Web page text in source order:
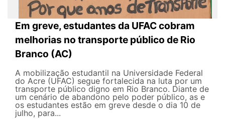
Em greve, estudantes da UFAC cobram
melhorias no transporte público de Rio
Branco (AC)
A mobilização estudantil na Universidade Federal
do Acre (UFAC) segue fortalecida na luta por um
transporte público digno em Rio Branco. Diante de
um cenário de abandono pelo poder público, as e
os estudantes estão em greve desde o dia 10 de
julho, para...